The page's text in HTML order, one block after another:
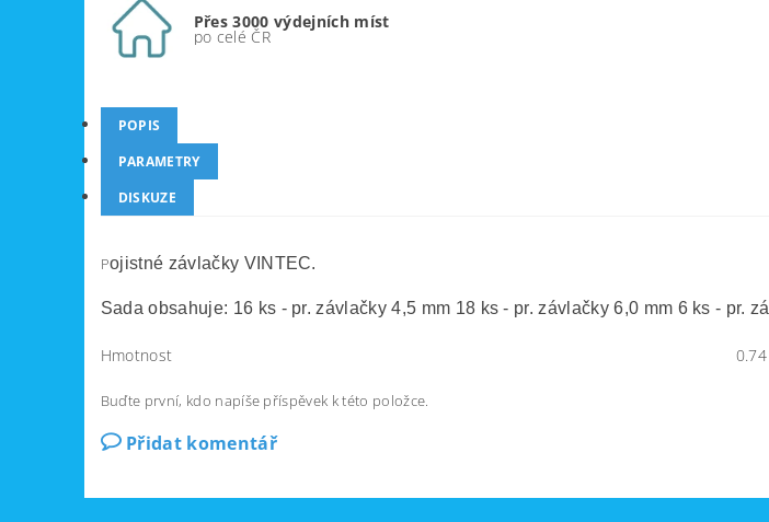
Přes 3000 výdejních míst
po celé ČR
POPIS
PARAMETRY
DISKUZE
Pojistné závlačky VINTEC.
Sada obsahuje: 16 ks - pr. závlačky 4,5 mm 18 ks - pr. závlačky 6,0 mm 6 ks - pr.
Hmotnost
Buďte první, kdo napíše příspěvek k této položce.
Přidat komentář